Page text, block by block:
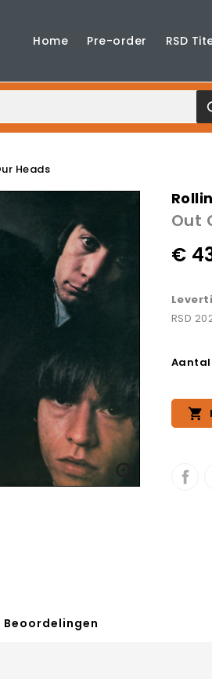
Home Pre-order RSD
Heads

Out
€
RSD
Aantal

Beoordelingen